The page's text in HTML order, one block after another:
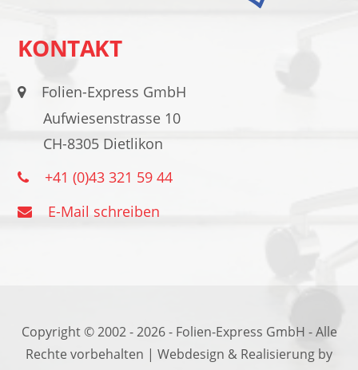
KONTAKT
Folien-Express GmbH
Aufwiesenstrasse 10
CH-8305 Dietlikon
+41 (0)43 321 59 44
E-Mail schreiben
Copyright © 2002 - 2026 - Folien-Express GmbH - Alle
Rechte vorbehalten | Webdesign & Realisierung by